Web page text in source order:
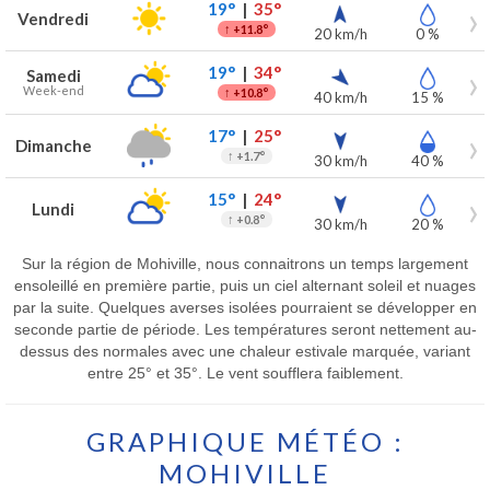
Vendredi 19°| 35°
↑ +11.8° 20 km/h 0 %
Samedi
Week-end
19°| 34°
↑ +10.8° 40 km/h 15 %
Dimanche 17°| 25°
↑ +1.7° 30 km/h 40 %
Lundi 15°| 24°
↑ +0.8° 30 km/h 20 %
Sur la région de Mohiville, nous connaitrons un temps largement
ensoleillé en première partie, puis un ciel alternant soleil et nuages
par la suite. Quelques averses isolées pourraient se développer en
seconde partie de période. Les températures seront nettement au-
dessus des normales avec une chaleur estivale marquée, variant
entre 25° et 35°. Le vent soufflera faiblement.
GRAPHIQUE MÉTÉO :
MOHIVILLE